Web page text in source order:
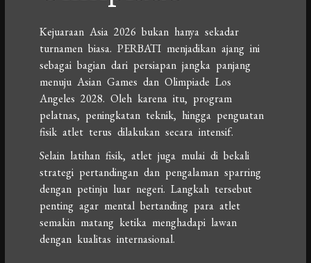
Kejuaraan Asia 2026 bukan hanya sekadar
turnamen biasa. PERBATI menjadikan ajang ini
sebagai bagian dari persiapan jangka panjang
menuju Asian Games dan Olimpiade Los
Angeles 2028. Oleh karena itu, program
pelatnas, peningkatan teknik, hingga penguatan
fisik atlet terus dilakukan secara intensif.
Selain latihan fisik, atlet juga mulai di bekali
strategi pertandingan dan pengalaman sparring
dengan petinju luar negeri. Langkah tersebut
penting agar mental bertanding para atlet
semakin matang ketika menghadapi lawan
dengan kualitas internasional.